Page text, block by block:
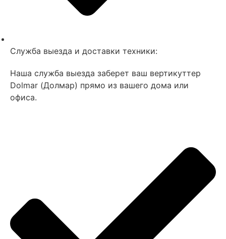
Служба выезда и доставки техники:
Наша служба выезда заберет ваш вертикуттер
Dolmar (Долмар) прямо из вашего дома или
офиса.